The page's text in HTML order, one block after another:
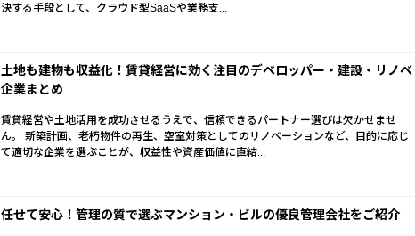
決する手段として、クラウド型SaaSや業務支...
土地も建物も収益化！賃貸経営に効く注目のデベロッパー・建設・リノベ
企業まとめ
賃貸経営や土地活用を成功させるうえで、信頼できるパートナー選びは欠かせませ
ん。 新築計画、老朽物件の再生、空室対策としてのリノベーションなど、目的に応じ
て適切な企業を選ぶことが、収益性や資産価値に直結...
任せて安心！管理の質で選ぶマンション・ビルの優良管理会社をご紹介